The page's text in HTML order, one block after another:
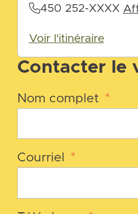
Contacter le
Nom complet *
Courriel *
450 252-XXXX
Voir l'itinéraire